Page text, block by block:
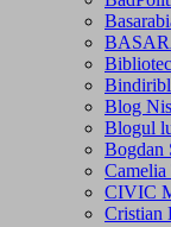
Blog
Blogul
Bogdan
Camelia
CIVIC
Cristian